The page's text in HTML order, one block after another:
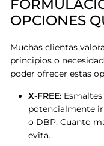
OPCIONES
Muchas clientas
principios o
poder ofrecer estas
X-FREE:
potencialmente
o DBP. Cuanto
evita.